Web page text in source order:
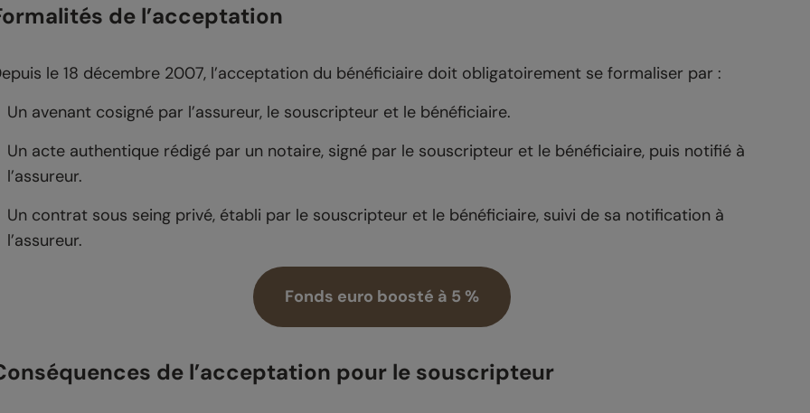
de l’acceptation
le 18 décembre 2007, l’acceptation du bénéficiaire doit obligatoirement se formaliser par :
Un avenant cosigné par l’assureur, le souscripteur et le bénéficiaire.
Un acte authentique rédigé par un notaire, signé par le souscripteur et le bénéficiaire, puis notifié à
l’assureur.
Un contrat sous seing privé, établi par le souscripteur et le bénéficiaire, suivi de sa notification à
l’assureur.
Fonds euro boosté à 5 %
de l’acceptation pour le souscripteur